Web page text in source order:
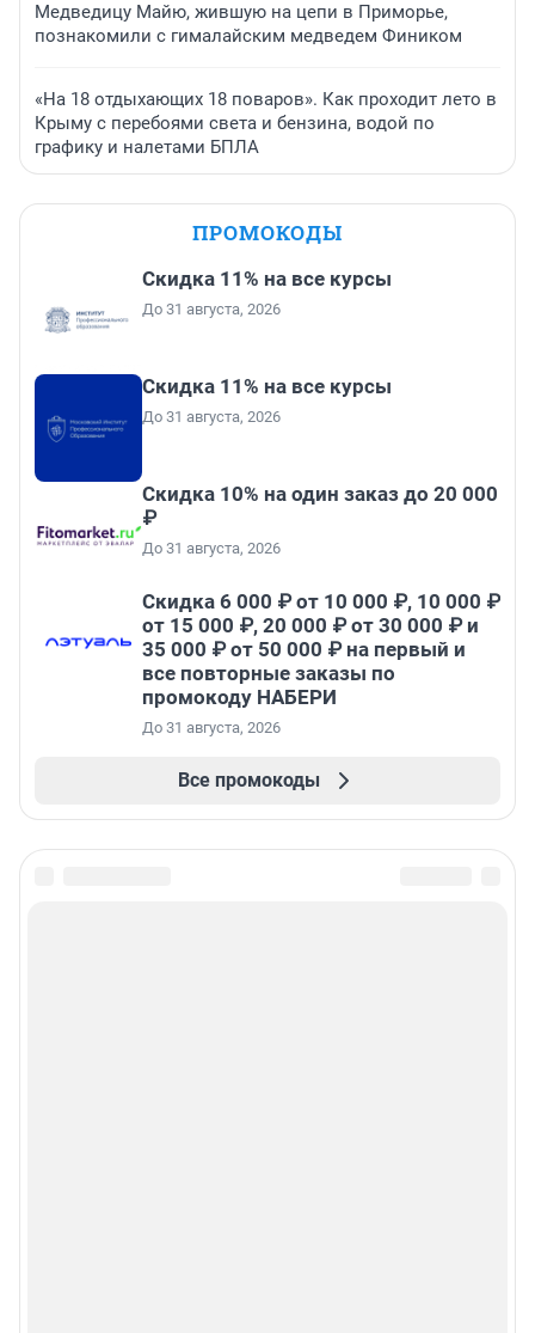
Медведицу Майю, жившую на цепи в Приморье,
познакомили с гималайским медведем Фиником
«На 18 отдыхающих 18 поваров». Как проходит лето в
Крыму с перебоями света и бензина, водой по
графику и налетами БПЛА
ПРОМОКОДЫ
Скидка 11% на все курсы
До 31 августа, 2026
Скидка 11% на все курсы
До 31 августа, 2026
Скидка 10% на один заказ до 20 000
₽
До 31 августа, 2026
Скидка 6 000 ₽ от 10 000 ₽, 10 000 ₽
от 15 000 ₽, 20 000 ₽ от 30 000 ₽ и
35 000 ₽ от 50 000 ₽ на первый и
все повторные заказы по
промокоду НАБЕРИ
До 31 августа, 2026
Все промокоды